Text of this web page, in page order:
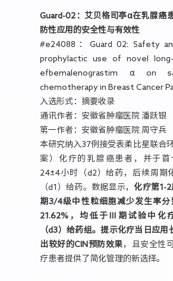
Guard-02：艾贝格司亭α在乳腺癌
防性应用的安全性与有效性
#e24088：Guard 02: Safety
prophylactic use of novel long-
efbemalenograstim α on
chemotherapy in Breast Cancer
入选形式：摘要收录
通讯作者：安徽省肿瘤医院 潘跃银
第一作者：安徽省肿瘤医院 周守兵
本研究纳入37例接受表柔比星联合
案）化疗的乳腺癌患者，并于首
24±4小时（d2）给药，后续周期
（d1）给药。数据显示，化疗第1-2
期3/4级中性粒细胞减少发生率分
21.62%，均低于Ⅲ期试验中化
（d3）给药组。提示化疗当日应用
出较好的CIN预防效果 ，且安全性
疗患者提供了简化管理的新选择。